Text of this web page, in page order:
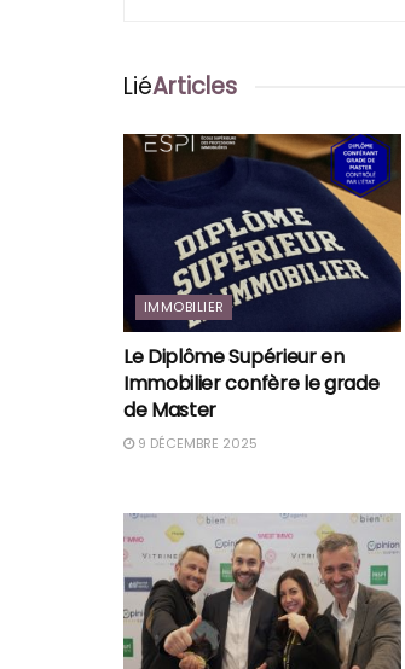
LiéArticles
IMMOBILIER
Le Diplôme Supérieur en
Immobilier confère le grade
de Master
9 DÉCEMBRE 2025